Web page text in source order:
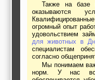
Также на базе нашего отеля для животных
оказываются
огромный опыт
удовольствием
для животных в
специалистам
согласно
Мы понимаем важность соблюдения санитарных
норм. У нас